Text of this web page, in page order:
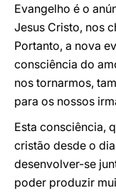
Evangelho é o
Jesus Cristo, nos
Portanto, a nova
consciência do
nos tornarmos,
para os nossos
Esta consciência,
cristão desde o
desenvolver-se
poder produzir